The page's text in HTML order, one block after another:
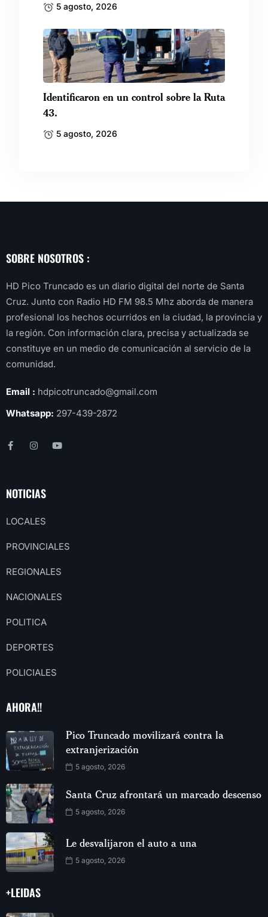
5 agosto, 2026
Identificaron en un control sobre la Ruta
43.
5 agosto, 2026
SOBRE NOSOTROS :
HD Pico Truncado es un diario digital del norte de Santa
Cruz. Junto con Radio HD FM 98.5 Mhz aborda de manera
profesional los hechos ocurridos en la ciudad, la provincia y
la región. Con información clara, precisa y actualizada se
constituye en un medio de comunicación al servicio de la
comunidad.
Email : hdpicotruncado@gmail.com
Whatsapp: 297-439-2872
NOTICIAS
LOCALES
PROVINCIALES
REGIONALES
NACIONALES
POLITICA
DEPORTES
POLICIALES
AHORA!!
Pico Truncado movilizará contra la
extranjerización
5 agosto, 2026
Santa Cruz afrontará un marcado descenso
5 agosto, 2026
Le desvalijaron el auto a una
5 agosto, 2026
+LEIDAS